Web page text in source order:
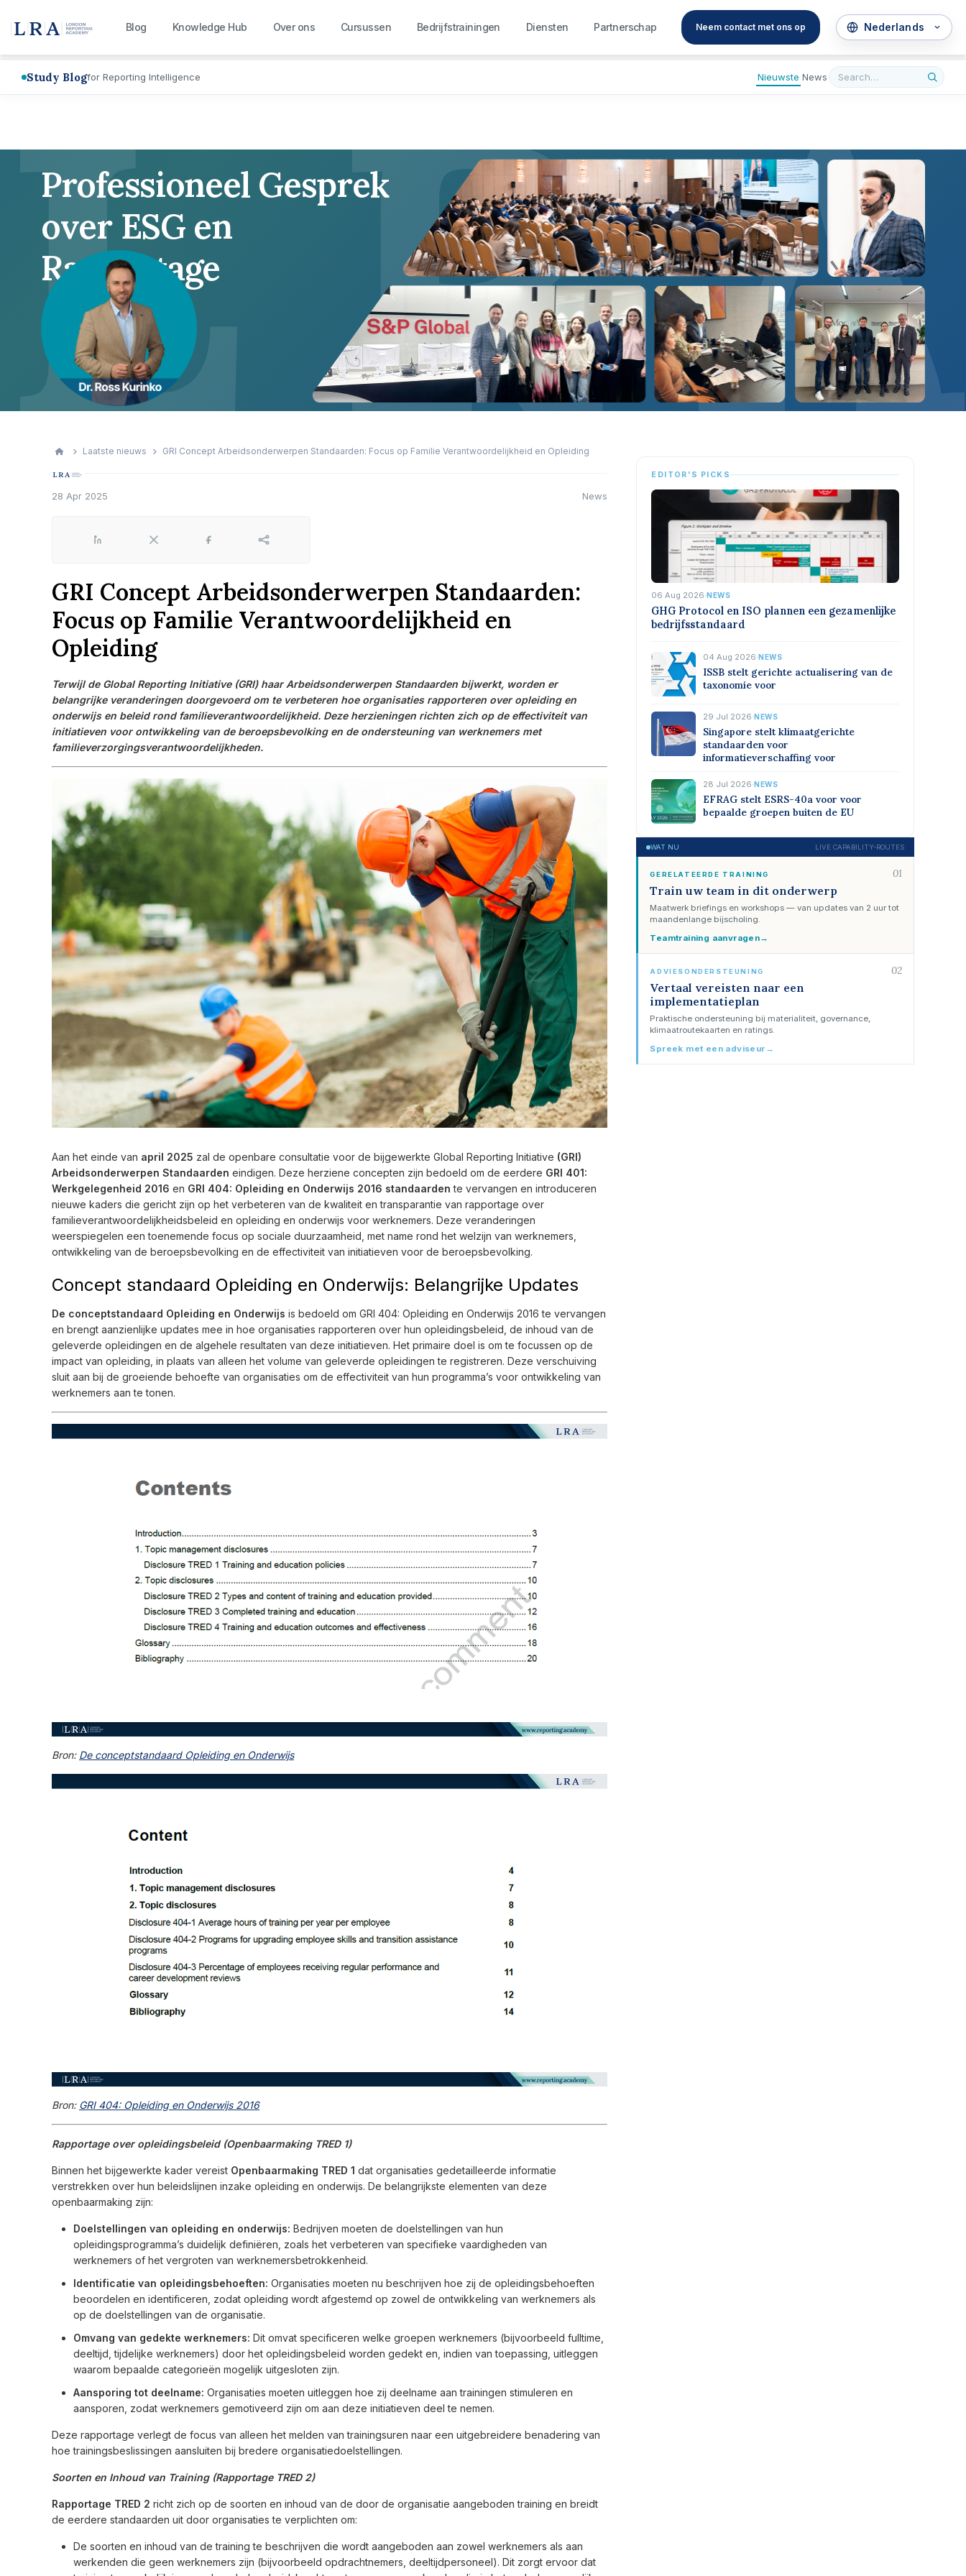
Blog Knowledge Hub Over ons Cursussen Bedrijfstrainingen Diensten Partnerschap Neem contact met ons op
Study Blogfor Reporting Intelligence Nieuwste News
Professioneel Gesprek
over ESG en
Rapportage
LRA
Laatste nieuws GRI Concept Arbeidsonderwerpen Standaarden: Focus op Familie Verantwoordelijkheid en Opleiding
28 Apr 2025 News
LinkedIn X Facebook Share
GRI Concept Arbeidsonderwerpen Standaarden:
Focus op Familie Verantwoordelijkheid en
Opleiding
Terwijl de Global Reporting Initiative (GRI) haar Arbeidsonderwerpen Standaarden bijwerkt, worden er
belangrijke veranderingen doorgevoerd om te verbeteren hoe organisaties rapporteren over opleiding en
onderwijs en beleid rond familieverantwoordelijkheid. Deze herzieningen richten zich op de effectiviteit van
initiatieven voor ontwikkeling van de beroepsbevolking en de ondersteuning van werknemers met
familieverzorgingsverantwoordelijkheden.
Aan het einde van april 2025 zal de openbare consultatie voor de bijgewerkte Global Reporting Initiative (GRI)
Arbeidsonderwerpen Standaarden eindigen. Deze herziene concepten zijn bedoeld om de eerdere GRI 401:
Werkgelegenheid 2016 en GRI 404: Opleiding en Onderwijs 2016 standaarden te vervangen en introduceren
nieuwe kaders die gericht zijn op het verbeteren van de kwaliteit en transparantie van rapportage over
familieverantwoordelijkheidsbeleid en opleiding en onderwijs voor werknemers. Deze veranderingen
weerspiegelen een toenemende focus op sociale duurzaamheid, met name rond het welzijn van werknemers,
ontwikkeling van de beroepsbevolking en de effectiviteit van initiatieven voor de beroepsbevolking.
Concept standaard Opleiding en Onderwijs: Belangrijke Updates
De conceptstandaard Opleiding en Onderwijs is bedoeld om GRI 404: Opleiding en Onderwijs 2016 te vervangen
en brengt aanzienlijke updates mee in hoe organisaties rapporteren over hun opleidingsbeleid, de inhoud van de
geleverde opleidingen en de algehele resultaten van deze initiatieven. Het primaire doel is om te focussen op de
impact van opleiding, in plaats van alleen het volume van geleverde opleidingen te registreren. Deze verschuiving
sluit aan bij de groeiende behoefte van organisaties om de effectiviteit van hun programma’s voor ontwikkeling van
werknemers aan te tonen.
Bron: De conceptstandaard Opleiding en Onderwijs
Bron: GRI 404: Opleiding en Onderwijs 2016
Rapportage over opleidingsbeleid (Openbaarmaking TRED 1)
Binnen het bijgewerkte kader vereist Openbaarmaking TRED 1 dat organisaties gedetailleerde informatie
verstrekken over hun beleidslijnen inzake opleiding en onderwijs. De belangrijkste elementen van deze
openbaarmaking zijn:
Doelstellingen van opleiding en onderwijs: Bedrijven moeten de doelstellingen van hun
opleidingsprogramma’s duidelijk definiëren, zoals het verbeteren van specifieke vaardigheden van
werknemers of het vergroten van werknemersbetrokkenheid.
Identificatie van opleidingsbehoeften: Organisaties moeten nu beschrijven hoe zij de opleidingsbehoeften
beoordelen en identificeren, zodat opleiding wordt afgestemd op zowel de ontwikkeling van werknemers als
op de doelstellingen van de organisatie.
Omvang van gedekte werknemers: Dit omvat specificeren welke groepen werknemers (bijvoorbeeld fulltime,
deeltijd, tijdelijke werknemers) door het opleidingsbeleid worden gedekt en, indien van toepassing, uitleggen
waarom bepaalde categorieën mogelijk uitgesloten zijn.
Aansporing tot deelname: Organisaties moeten uitleggen hoe zij deelname aan trainingen stimuleren en
aansporen, zodat werknemers gemotiveerd zijn om aan deze initiatieven deel te nemen.
Deze rapportage verlegt de focus van alleen het melden van trainingsuren naar een uitgebreidere benadering van
hoe trainingsbeslissingen aansluiten bij bredere organisatiedoelstellingen.
Soorten en Inhoud van Training (Rapportage TRED 2)
Rapportage TRED 2 richt zich op de soorten en inhoud van de door de organisatie aangeboden training en breidt
de eerdere standaarden uit door organisaties te verplichten om:
De soorten en inhoud van de training te beschrijven die wordt aangeboden aan zowel werknemers als aan
werkenden die geen werknemers zijn (bijvoorbeeld opdrachtnemers, deeltijdpersoneel). Dit zorgt ervoor dat
EDITOR'S PICKS
06 Aug 2026·NEWS
GHG Protocol en ISO plannen een gezamenlijke
bedrijfsstandaard
04 Aug 2026·NEWS
ISSB stelt gerichte actualisering van de
taxonomie voor
29 Jul 2026·NEWS
Singapore stelt klimaatgerichte
standaarden voor
informatieverschaffing voor
28 Jul 2026·NEWS
EFRAG stelt ESRS-40a voor voor
bepaalde groepen buiten de EU
WAT NU LIVE CAPABILITY-ROUTES
GERELATEERDE TRAINING 01
Train uw team in dit onderwerp
Maatwerk briefings en workshops — van updates van 2 uur tot
maandenlange bijscholing.
Teamtraining aanvragen→
ADVIESONDERSTEUNING 02
Vertaal vereisten naar een
implementatieplan
Praktische ondersteuning bij materialiteit, governance,
klimaatroutekaarten en ratings.
Spreek met een adviseur →